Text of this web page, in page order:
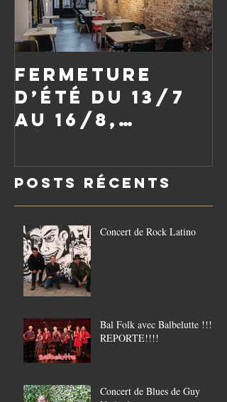
Fermeture
d’été du 13/7
au 16/8,
le vendredi
21/8
Posts Récents
Concert de Rock Latino
Bal Folk avec Balbelutte !!!!
REPORTE!!!!
Concert de Blues de Guy